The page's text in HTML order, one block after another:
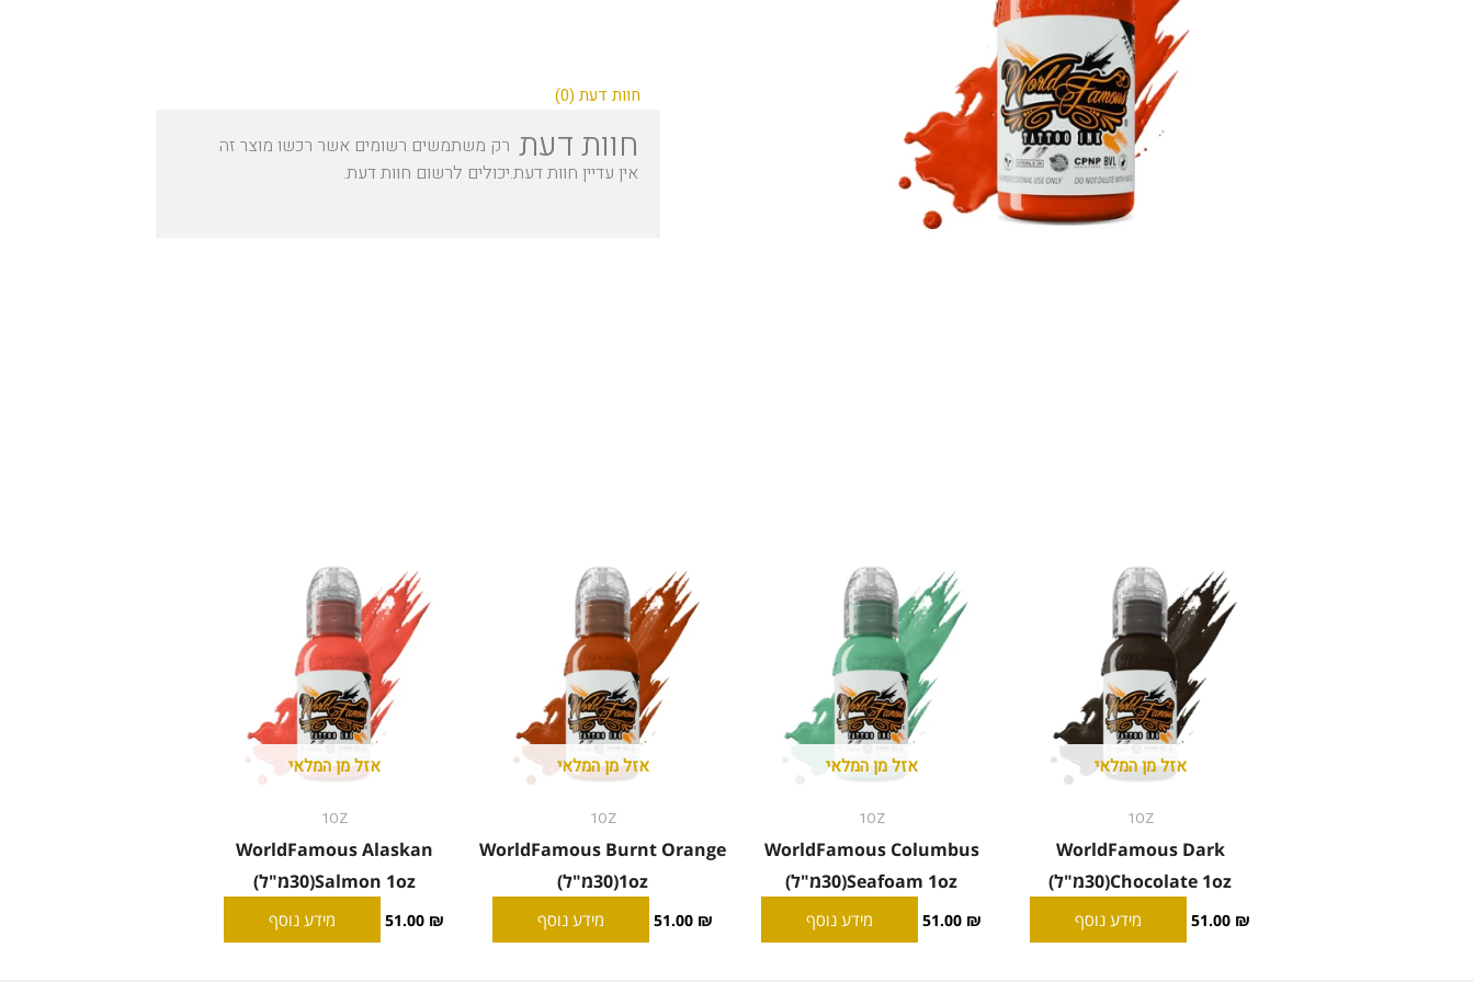
חוות דעת (0)
חוות דעת
אין עדיין חוות דעת.
רק משתמשים רשומים אשר רכשו מוצר זה
יכולים לרשום חוות דעת.
אזל מן המלאי
1OZ
WorldFamous Dark
Chocolate 1oz(30מ"ל)
51.00 ₪ מידע נוסף
אזל מן המלאי
1OZ
WorldFamous Columbus
Seafoam 1oz(30מ"ל)
51.00 ₪ מידע נוסף
אזל מן המלאי
1OZ
WorldFamous Burnt Orange
1oz(30מ"ל)
51.00 ₪ מידע נוסף
אזל מן המלאי
1OZ
WorldFamous Alaskan
Salmon 1oz(30מ"ל)
51.00 ₪ מידע נוסף